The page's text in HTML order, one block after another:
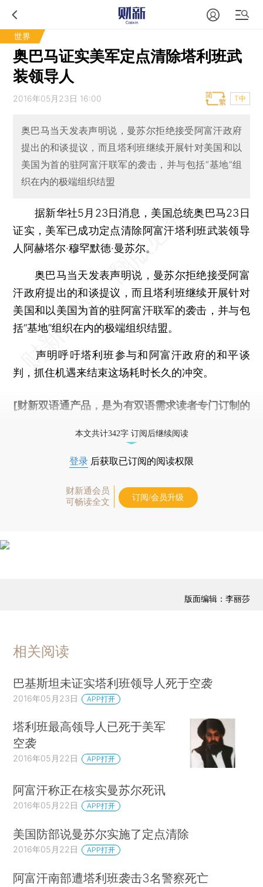
世界
奥巴马证实美军定点清除塔利班武
装领导人
2016年05月23日 16:00 T中
奥巴马当天发表声明说，曼苏尔拒绝接受阿富汗政府
提出的和谈提议，而且塔利班继续开展针对美国和以
美国为首的驻阿富汗联军的袭击，并与包括“基地”组
织在内的极端组织结盟
据新华社5月23日消息，美国总统奥巴马23日
证实，美军已成功定点清除阿富汗塔利班武装领导
人阿赫塔尔·穆罕默德·曼苏尔。
奥巴马当天发表声明说，曼苏尔拒绝接受阿富
汗政府提出的和谈提议，而且塔利班继续开展针对
美国和以美国为首的驻阿富汗联军的袭击，并与包
括“基地”组织在内的极端组织结盟。
声明呼吁塔利班参与和阿富汗政府的和平谈
判，抓住机遇来结束这场耗时长久的冲突。
[财新双语通产品，是为有双语需求读者专门订制的
本文共计342字 订阅后继续阅读
登录 后获取已订阅的阅读权限
财新通会员
可畅读全文
订阅/会员升级
版面编辑：李丽莎
相关阅读
巴基斯坦未证实塔利班领导人死于空袭
2016年05月23日 APP打开
塔利班最高领导人已死于美军
空袭
2016年05月22日 APP打开
阿富汗称正在核实曼苏尔死讯
2016年05月22日 APP打开
美国防部说曼苏尔实施了定点清除
2016年05月22日 APP打开
阿富汗南部遭塔利班袭击3名警察死亡